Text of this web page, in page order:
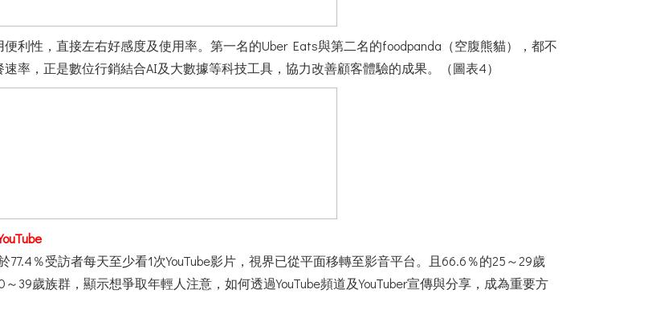
利性，直接左右好感度及使用率。第一名的Uber Eats與第二名的foodpanda（空腹熊貓），都不
率，正是數位行銷結合AI及大數據等科技工具，協力改善顧客體驗的成果。（圖表4）
％受訪者每天至少看1次YouTube影片，視界已從平面移轉至影音平台。且66.6％的25～29歲
39歲族群，顯示想爭取年輕人注意，如何透過YouTube頻道及YouTuber宣傳與分享，成為重要方